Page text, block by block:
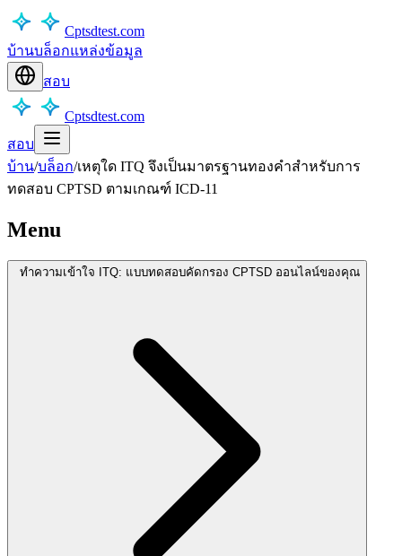
Cptsdtest.com
บ้านบล็อกแหล่งข้อมูล
สอบ
Cptsdtest.com
สอบ
บ้าน/บล็อก/เหตุใด ITQ จึงเป็นมาตรฐานทองคำสำหรับการ
ทดสอบ CPTSD ตามเกณฑ์ ICD-11
Menu
ทำความเข้าใจ ITQ: แบบทดสอบคัดกรอง CPTSD ออนไลน์ของคุณ